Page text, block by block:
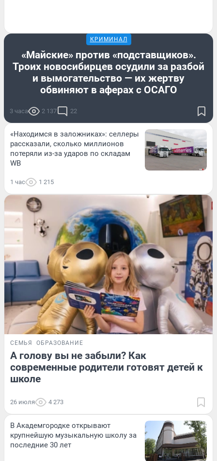
КРИМИНАЛ
«Майские» против «подставщиков».
Троих новосибирцев осудили за разбой
и вымогательство — их жертву
обвиняют в аферах с ОСАГО
3 часа 2 137 22
«Находимся в заложниках»: селлеры
рассказали, сколько миллионов
потеряли из-за ударов по складам
WB
1 час 1 215
СЕМЬЯ ОБРАЗОВАНИЕ
А голову вы не забыли? Как
современные родители готовят детей к
школе
26 июля 4 273
В Академгородке открывают
крупнейшую музыкальную школу за
последние 30 лет